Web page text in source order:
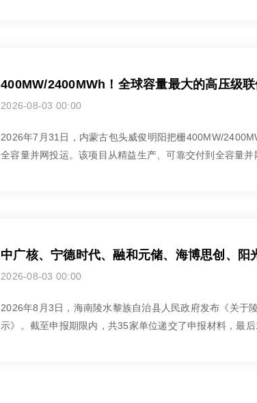
400MW/2400MWh！全球容量最大的高压级
2026-08-03 00:00
2026年7月31日，内蒙古包头威俊明阳把栅400MW/
全容量并网投运。该项目从精益生产、可靠交付到全容量并
2026-08-03 00:00
2026年8月3日，海南陵水黎族自治县人民政府发布《关于
示》。截至申报期限内，共35家单位递交了申报材料，最